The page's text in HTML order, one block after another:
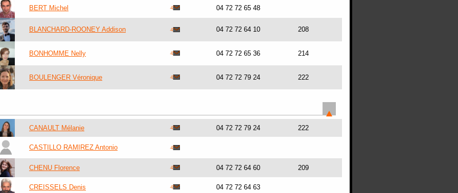
BERT Michel 04 72 72 65 48
BLANCHARD-ROONEY Addison 04 72 72 64 10 208
BONHOMME Nelly 04 72 72 65 36 214
BOULENGER Véronique 04 72 72 79 24 222
CANAULT Mélanie 04 72 72 79 24 222
CASTILLO RAMIREZ Antonio
CHENU Florence 04 72 72 64 60 209
CREISSELS Denis 04 72 72 64 63